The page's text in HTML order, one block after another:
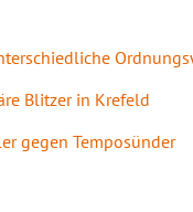
Blitzer in Krefeld
gegen Temposünder